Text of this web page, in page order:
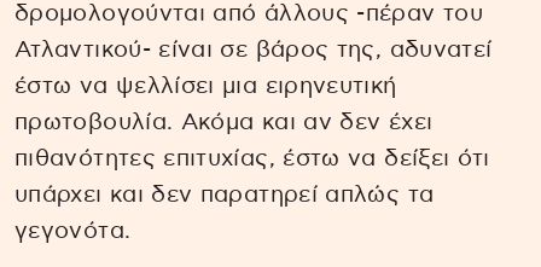
δρομολογούνται από άλλους -πέραν του
Ατλαντικού- είναι σε βάρος της, αδυνατεί
έστω να ψελλίσει μια ειρηνευτική
πρωτοβουλία. Ακόμα και αν δεν έχει
πιθανότητες επιτυχίας, έστω να δείξει ότι
υπάρχει και δεν παρατηρεί απλώς τα
γεγονότα.